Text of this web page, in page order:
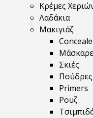
Κρέμες
Λαδάκια
Μακιγιάζ
Σκιές
Πούδρες
Primers
Ρουζ